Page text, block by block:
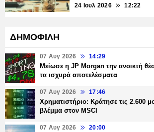
24 Ιουλ 2026 12:22
ΔΗΜΟΦΙΛΗ
07 Αυγ 2026 14:29
Μείωσε η JP Morgan την ανοικτή
τα ισχυρά αποτελέσματα
07 Αυγ 2026 17:46
Χρηματιστήριο: Κράτησε τις 2.600
βλέμμα στον MSCI
07 Αυγ 2026 20:00